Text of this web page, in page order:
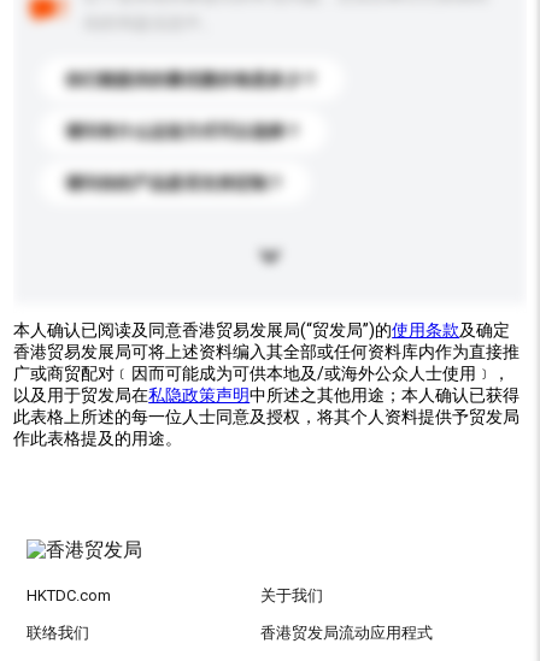
你们能提供的最优惠价格是多少？
请问有什么运送方式可以选择？
请问你的产品是否支持定制？
本人确认已阅读及同意香港贸易发展局(“贸发局”)的使用条款及确定
香港贸易发展局可将上述资料编入其全部或任何资料库内作为直接推
广或商贸配对﹝因而可能成为可供本地及/或海外公众人士使用﹞，
以及用于贸发局在私隐政策声明中所述之其他用途；本人确认已获得
此表格上所述的每一位人士同意及授权，将其个人资料提供予贸发局
作此表格提及的用途。
HKTDC.com 关于我们
联络我们 香港贸发局流动应用程式